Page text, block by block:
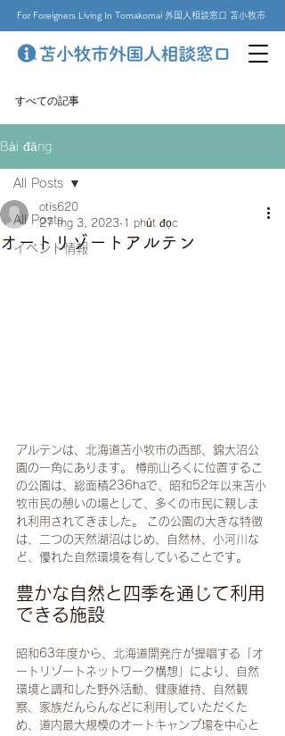
For Foreigners Living In Tomakomai 外国人相談窓口 苫小牧市
すべての記事
Bài đăng
All Posts
イベント情報
All Posts
オートリゾートアルテン
otis620
27 thg 3, 2023 1 phút đọc
アルテンは、北海道苫小牧市の西部、錦大沼公
園の一角にあります。 樽前山ろくに位置するこ
の公園は、総面積236haで、昭和52年以来苫小
牧市民の憩いの場として、多くの市民に親しま
れ利用されてきました。 この公園の大きな特徴
は、二つの天然湖沼はじめ、自然林、小河川な
ど、優れた自然環境を有していることです。
豊かな自然と四季を通じて利用
できる施設
昭和63年度から、北海道開発庁が提唱する「オ
ートリゾートネットワーク構想」により、自然
環境と調和した野外活動、健康維持、自然観
察、家族だんらんなどに利用していただくた
め、道内最大規模のオートキャンプ場を中心と